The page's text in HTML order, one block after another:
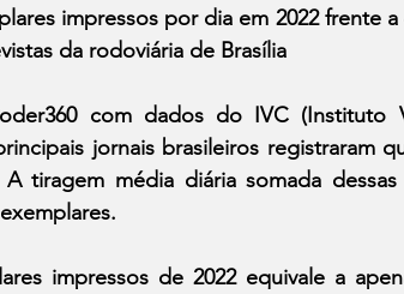
impressos por dia em 2022 frente
da rodoviária de Brasília
com dados do IVC (Instituto
jornais brasileiros registraram
A tiragem média diária somada
impressos de 2022 equivale a